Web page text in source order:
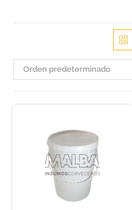
Orden predeterminado